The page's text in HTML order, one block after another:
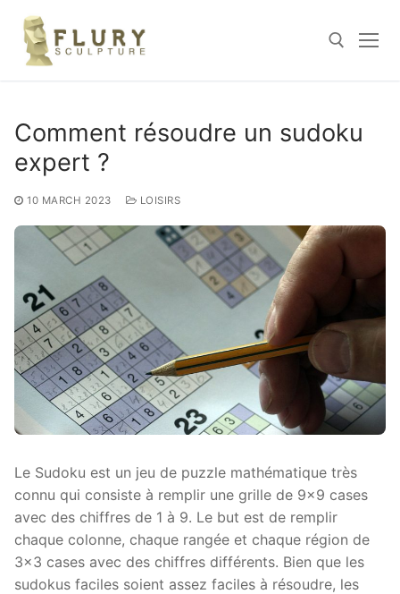
content
Comment résoudre un sudoku
expert ?
10 MARCH 2023 LOISIRS
Le Sudoku est un jeu de puzzle mathématique très
connu qui consiste à remplir une grille de 9×9 cases
avec des chiffres de 1 à 9. Le but est de remplir
chaque colonne, chaque rangée et chaque région de
3×3 cases avec des chiffres différents. Bien que les
sudokus faciles soient assez faciles à résoudre, les